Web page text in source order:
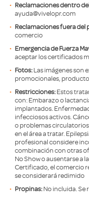
Reclamaciones dentro
ayuda@vivelopr.com
Reclamaciones fuera del
comercio
Emergencia de Fuerza
aceptar los certificados
Fotos:Las imágenes son
promocionales,
Restricciones:Estos
con: Embarazo o
implantados.
infecciosos activos.
o problemas
en el área a tratar.
profesional considere
combinación con otras
No Show o ausentarse a
Certificado, el comercio
se considerará redimido
Propinas:No incluida.